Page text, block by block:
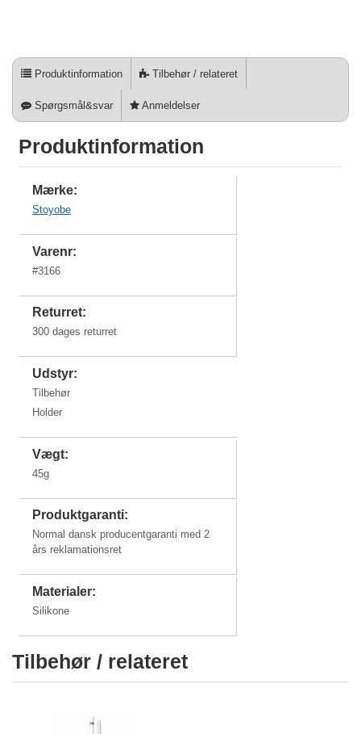
Produktinformation Tilbehør / relateret
Spørgsmål&svar Anmeldelser
Produktinformation
Mærke:
Stoyobe
Varenr:
#3166
Returret:
300 dages returret
Udstyr:
Tilbehør
Holder
Vægt:
45g
Produktgaranti:
Normal dansk producentgaranti med 2
års reklamationsret
Materialer:
Silikone
Tilbehør / relateret